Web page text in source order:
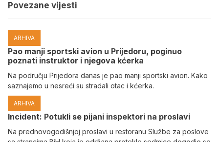
Povezane vijesti
ARHIVA
Pao manji sportski avion u Prijedoru, poginuo
poznati instruktor i njegova kćerka
Na području Prijedora danas je pao manji sportski avion. Kako
saznajemo u nesreći su stradali otac i kćerka.
ARHIVA
Incident: Potukli se pijani inspektori na proslavi
Na prednovogodišnjoj proslavi u restoranu Službe za poslove